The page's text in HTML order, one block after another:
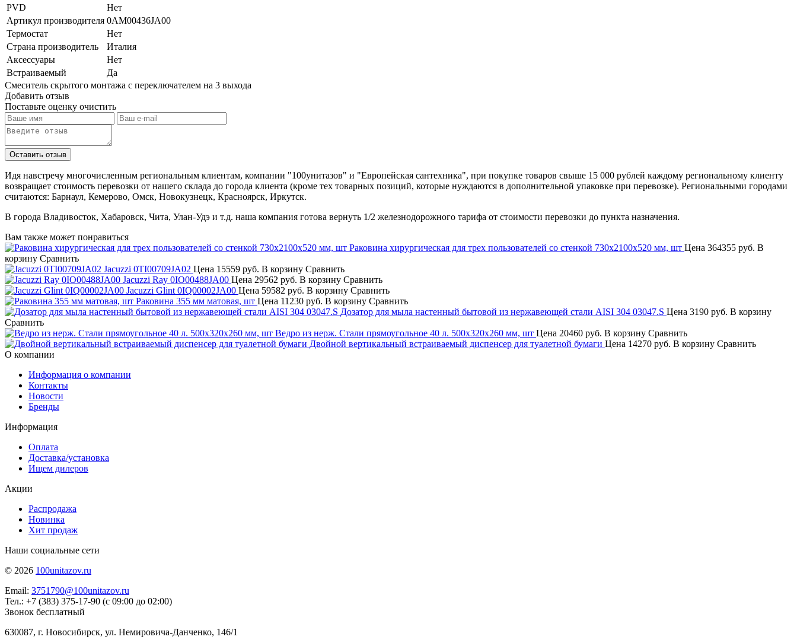
PVD
Нет
Артикул производителя 0AM00436JA00
Термостат
Нет
Страна производитель
Италия
Аксессуары
Нет
Встраиваемый
Да
Смеситель скрытого монтажа с переключателем на 3 выхода
Добавить отзыв
Поставьте оценку очистить
Идя навстречу многочисленным региональным клиентам, компании "100унитазов" и "Европейская сантехника", при покупке товаров свыше 15 000 рублей каждому региональному клиенту
возвращает стоимость перевозки от нашего склада до города клиента (кроме тех товарных позиций, которые нуждаются в дополнительной упаковке при перевозке). Региональными городами
считаются: Барнаул, Кемерово, Омск, Новокузнецк, Красноярск, Иркутск.
В города Владивосток, Хабаровск, Чита, Улан-Удэ и т.д. наша компания готова вернуть 1/2 железнодорожного тарифа от стоимости перевозки до пункта назначения.
Вам также может понравиться
Раковина хирургическая для трех пользователей со стенкой 730х2100х520 мм, шт Цена 364355 руб. В
корзину Сравнить
Jacuzzi 0TI00709JA02 Цена 15559 руб. В корзину Сравнить
Jacuzzi Ray 0IO00488JA00 Цена 29562 руб. В корзину Сравнить
Jacuzzi Glint 0IQ00002JA00 Цена 59582 руб. В корзину Сравнить
Раковина 355 мм матовая, шт Цена 11230 руб. В корзину Сравнить
Дозатор для мыла настенный бытовой из нержавеющей стали AISI 304 03047.S Цена 3190 руб. В корзину
Сравнить
Ведро из нерж. Стали прямоугольное 40 л. 500х320х260 мм, шт Цена 20460 руб. В корзину Сравнить
Двойной вертикальный встраиваемый диспенсер для туалетной бумаги Цена 14270 руб. В корзину Сравнить
О компании
Информация о компании
Контакты
Новости
Бренды
Информация
Оплата
Доставка/установка
Ищем дилеров
Акции
Распродажа
Новинка
Хит продаж
Наши социальные сети
© 2026 100unitazov.ru
Email: 3751790@100unitazov.ru
Тел.: +7 (383) 375-17-90 (с 09:00 до 02:00)
Звонок бесплатный
630087, г. Новосибирск, ул. Немировича-Данченко, 146/1